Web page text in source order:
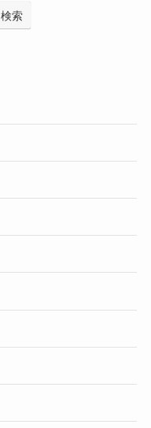
検索